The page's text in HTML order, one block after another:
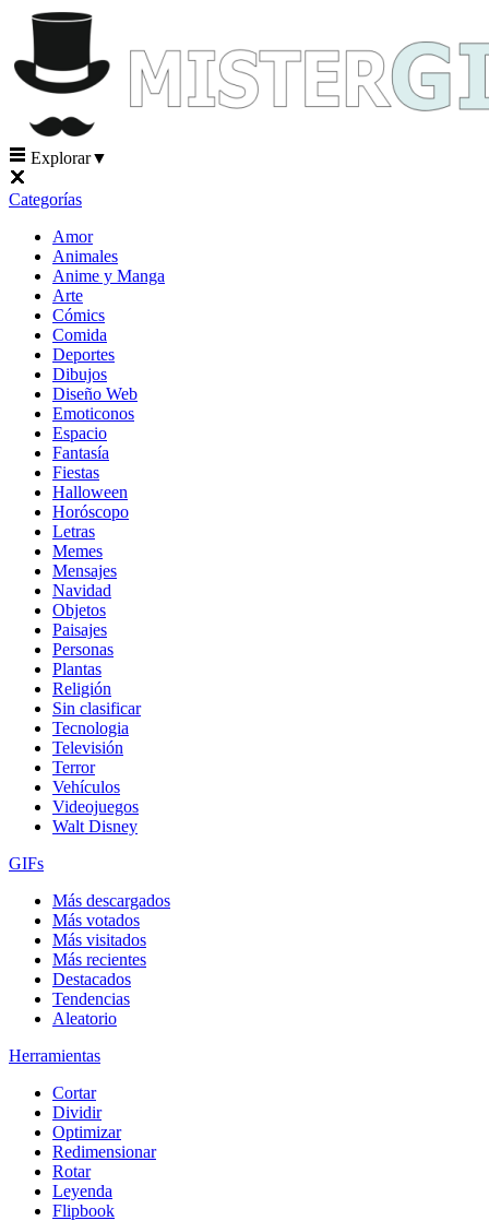
Explorar▼
Categorías
Amor
Animales
Anime y Manga
Arte
Cómics
Comida
Deportes
Dibujos
Diseño Web
Emoticonos
Espacio
Fantasía
Fiestas
Halloween
Horóscopo
Letras
Memes
Mensajes
Navidad
Objetos
Paisajes
Personas
Plantas
Religión
Sin clasificar
Tecnologia
Televisión
Terror
Vehículos
Videojuegos
Walt Disney
GIFs
Más descargados
Más votados
Más visitados
Más recientes
Destacados
Tendencias
Aleatorio
Herramientas
Cortar
Dividir
Optimizar
Redimensionar
Rotar
Leyenda
Flipbook